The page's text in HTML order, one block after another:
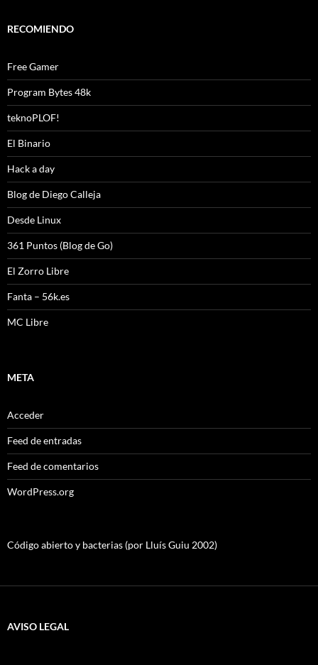
RECOMIENDO
Free Gamer
Program Bytes 48k
teknoPLOF!
El Binario
Hack a day
Blog de Diego Calleja
Desde Linux
361 Puntos (Blog de Go)
El Zorro Libre
Fanta – 56k.es
MC Libre
META
Acceder
Feed de entradas
Feed de comentarios
WordPress.org
Código abierto y bacterias (por Lluís Guiu 2002)
AVISO LEGAL